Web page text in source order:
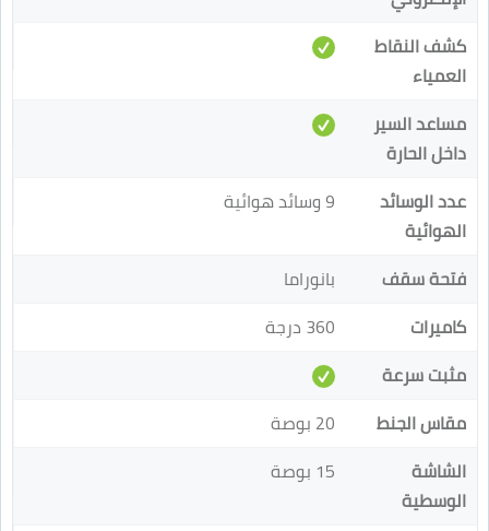
كشف النقاط
العمياء
مساعد السير
داخل الحارة
عدد الوسائد
الهوائية
9 وسائد هوائية
فتحة سقف
بانوراما
كاميرات
360 درجة
مثبت سرعة
مقاس الجنط
20 بوصة
الشاشة
الوسطية
15 بوصة